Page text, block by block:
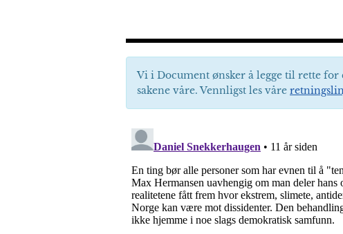
Vi i Document ønsker å legge til rette for
sakene våre. Vennligst les våre